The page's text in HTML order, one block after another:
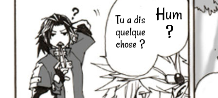
Hum
?
Tu a dis
quelque
chose ?